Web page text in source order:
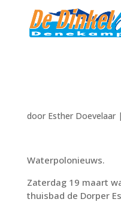
door Esther Doevelaar|
Waterpolonieuws.
Zaterdag 19 maart
thuisbad de Dorper